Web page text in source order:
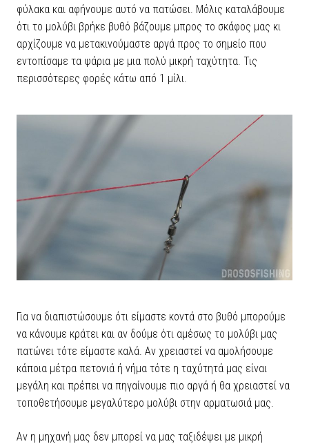
φύλακα και αφήνουμε αυτό να πατώσει. Μόλις καταλάβουμε
ότι το μολύβι βρήκε βυθό βάζουμε μπρος το σκάφος μας κι
αρχίζουμε να μετακινούμαστε αργά προς το σημείο που
εντοπίσαμε τα ψάρια με μια πολύ μικρή ταχύτητα. Τις
περισσότερες φορές κάτω από 1 μίλι.
Για να διαπιστώσουμε ότι είμαστε κοντά στο βυθό μπορούμε
να κάνουμε κράτει και αν δούμε ότι αμέσως το μολύβι μας
πατώνει τότε είμαστε καλά. Αν χρειαστεί να αμολήσουμε
κάποια μέτρα πετονιά ή νήμα τότε η ταχύτητά μας είναι
μεγάλη και πρέπει να πηγαίνουμε πιο αργά ή θα χρειαστεί να
τοποθετήσουμε μεγαλύτερο μολύβι στην αρματωσιά μας.
Αν η μηχανή μας δεν μπορεί να μας ταξιδέψει με μικρή